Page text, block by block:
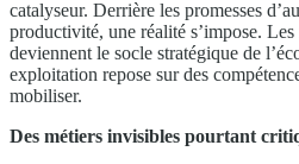
catalyseur. Derrière les promesses
productivité, une réalité s’impose.
deviennent le socle stratégique de
exploitation repose sur des
mobiliser.
Des métiers invisibles pourtant